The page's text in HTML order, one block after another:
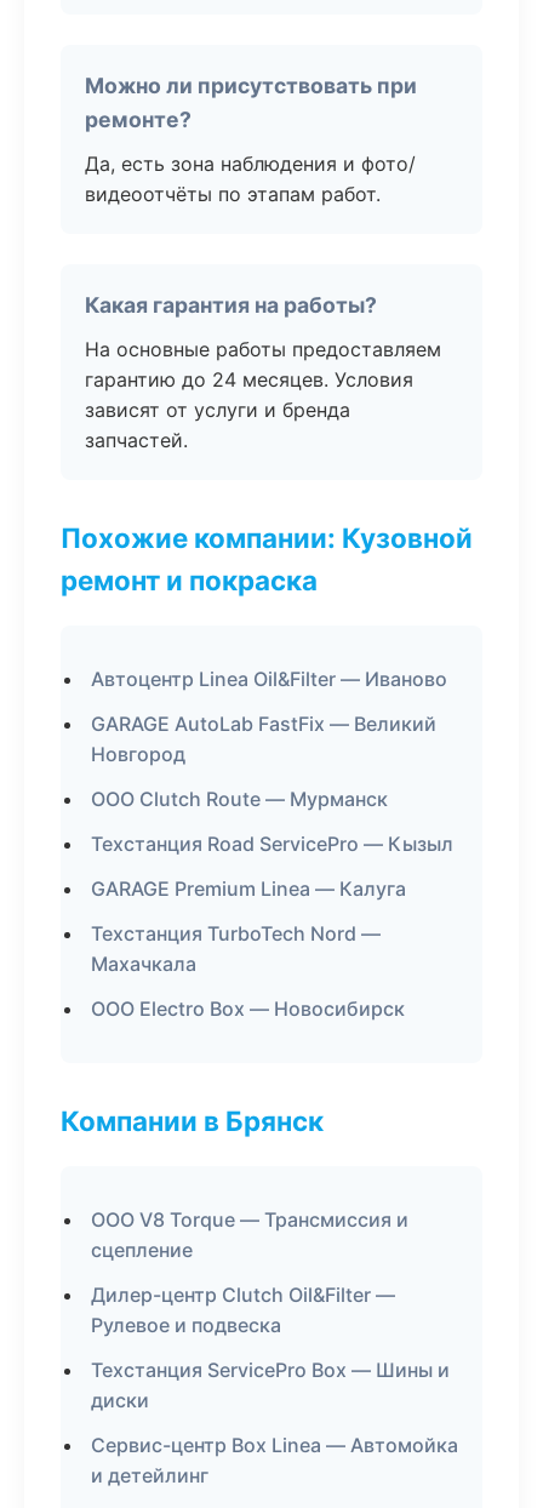
Можно ли присутствовать при
ремонте?
Да, есть зона наблюдения и фото/
видеоотчёты по этапам работ.
Какая гарантия на работы?
На основные работы предоставляем
гарантию до 24 месяцев. Условия
зависят от услуги и бренда
запчастей.
Похожие компании: Кузовной
ремонт и покраска
Автоцентр Linea Oil&Filter — Иваново
GARAGE AutoLab FastFix — Великий
Новгород
ООО Clutch Route — Мурманск
Техстанция Road ServicePro — Кызыл
GARAGE Premium Linea — Калуга
Техстанция TurboTech Nord —
Махачкала
ООО Electro Box — Новосибирск
Компании в Брянск
ООО V8 Torque — Трансмиссия и
сцепление
Дилер-центр Clutch Oil&Filter —
Рулевое и подвеска
Техстанция ServicePro Box — Шины и
диски
Сервис-центр Box Linea — Автомойка
и детейлинг